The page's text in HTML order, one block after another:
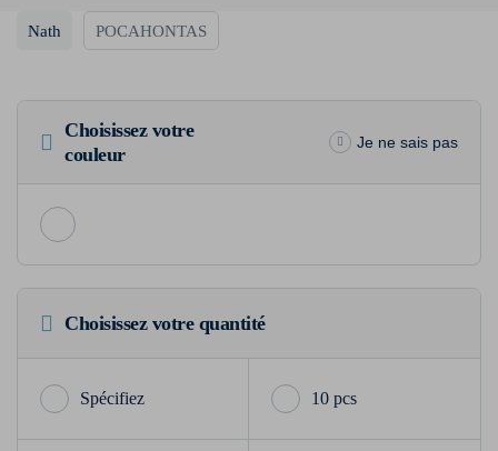
Nath POCAHONTAS
Choisissez votre
couleur
Je ne sais pas
Choisissez votre quantité
10 pcs